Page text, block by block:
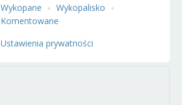
Wykopane
Wykopalisko
Komentowane
Ustawienia prywatności